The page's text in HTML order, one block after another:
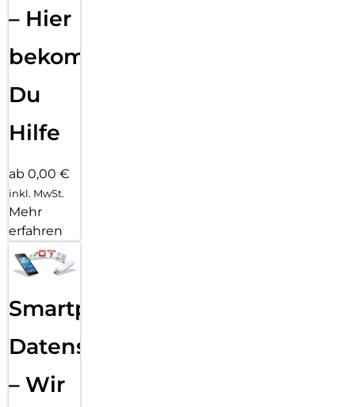
– Hier
bekommst
Du
Hilfe
ab 0,00 €
inkl. MwSt.
Mehr
erfahren
Smartphone
Datensicherung
– Wir